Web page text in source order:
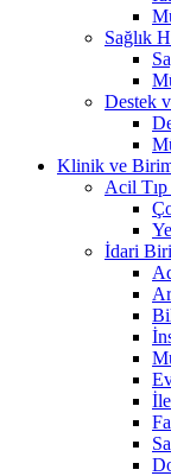
Sağlık
Destek
Klinik ve
Acil
İdari